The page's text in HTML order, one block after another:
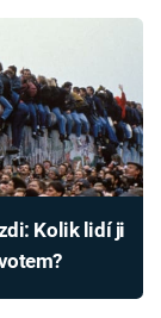
Kolik lidí ji